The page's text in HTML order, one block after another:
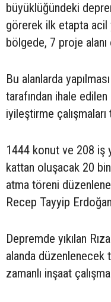
büyüklüğündeki
görerek ilk etapta acil
bölgede, 7 proje
Bu alanlarda
tarafından ihale
iyileştirme çalışmaları
1444 konut ve 208 iş
kattan oluşacak 20
atma töreni
Recep Tayyip
Depremde yıkılan
alanda düzenlenecek
zamanlı inşaat